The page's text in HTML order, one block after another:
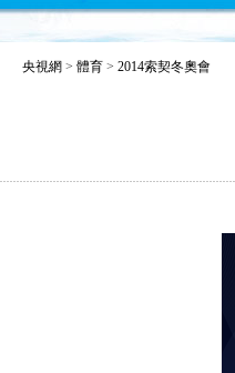
央視網 > 體育 > 2014索契冬奧會